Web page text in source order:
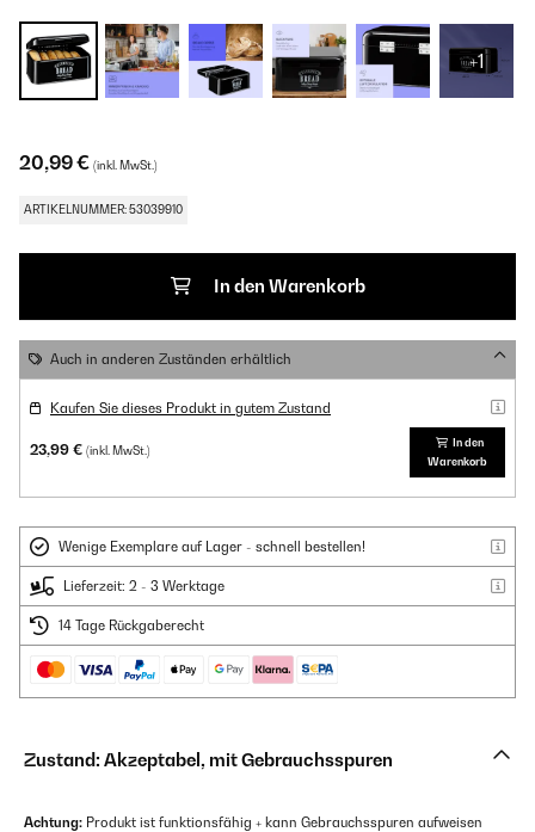
+1
20,99 € (inkl. MwSt.)
ARTIKELNUMMER: 53039910
In den Warenkorb
Auch in anderen Zuständen erhältlich
Kaufen Sie dieses Produkt in gutem Zustand
23,99 € (inkl. MwSt.)
In den
Warenkorb
Wenige Exemplare auf Lager - schnell bestellen!
Lieferzeit: 2 - 3 Werktage
14 Tage Rückgaberecht
Zustand: Akzeptabel, mit Gebrauchsspuren
Achtung: Produkt ist funktionsfähig + kann Gebrauchsspuren aufweisen